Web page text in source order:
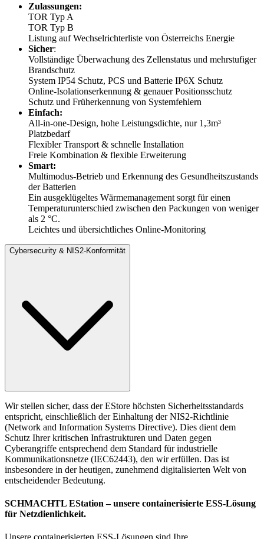
Zulassungen:
TOR Typ A
TOR Typ B
Listung auf Wechselrichterliste von Österreichs Energie
Sicher:
Vollständige Überwachung des Zellenstatus und mehrstufiger
Brandschutz
System IP54 Schutz, PCS und Batterie IP6X Schutz
Online-Isolationserkennung & genauer Positionsschutz
Schutz und Früherkennung von Systemfehlern
Einfach:
All-in-one-Design, hohe Leistungsdichte, nur 1,3m³
Platzbedarf
Flexibler Transport & schnelle Installation
Freie Kombination & flexible Erweiterung
Smart:
Multimodus-Betrieb und Erkennung des Gesundheitszustands
der Batterien
Ein ausgeklügeltes Wärmemanagement sorgt für einen
Temperaturunterschied zwischen den Packungen von weniger
als 2 °C.
Leichtes und übersichtliches Online-Monitoring
Cybersecurity & NIS2-Konformität
Wir stellen sicher, dass der EStore höchsten Sicherheitsstandards
entspricht, einschließlich der Einhaltung der NIS2-Richtlinie
(Network and Information Systems Directive). Dies dient dem
Schutz Ihrer kritischen Infrastrukturen und Daten gegen
Cyberangriffe entsprechend dem Standard für industrielle
Kommunikationsnetze (IEC62443), den wir erfüllen. Das ist
insbesondere in der heutigen, zunehmend digitalisierten Welt von
entscheidender Bedeutung.
SCHMACHTL EStation – unsere containerisierte ESS-Lösung
für Netzdienlichkeit.